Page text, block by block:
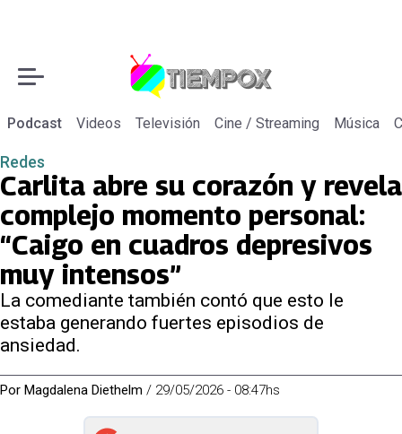
Podcast Videos Televisión Cine / Streaming Música
Redes
Carlita abre su corazón y revela
complejo momento personal:
“Caigo en cuadros depresivos
muy intensos”
La comediante también contó que esto le
estaba generando fuertes episodios de
ansiedad.
Por Magdalena Diethelm / 29/05/2026 - 08:47hs